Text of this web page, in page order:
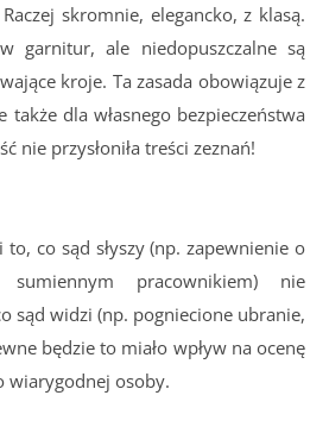
skromnie, elegancko, z klasą.
garnitur, ale niedopuszczalne są
kroje. Ta zasada obowiązuje z
także dla własnego bezpieczeństwa
nie przysłoniła treści zeznań!
to, co sąd słyszy (np. zapewnienie o
pracownikiem) nie
sąd widzi (np. pogniecione ubranie,
będzie to miało wpływ na ocenę
wiarygodnej osoby.